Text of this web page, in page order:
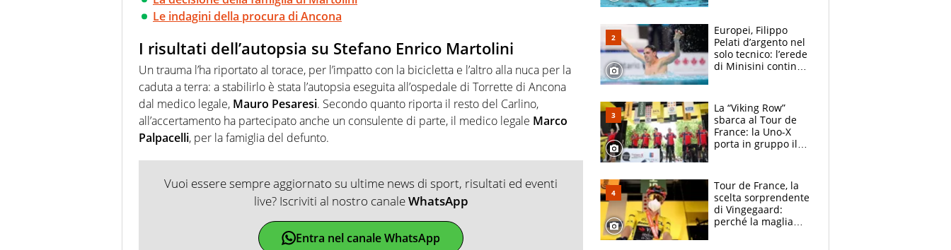
Le indagini della procura di Ancona
I risultati dell’autopsia su Stefano Enrico Martolini
Un trauma l’ha riportato al torace, per l’impatto con la bicicletta e l’altro alla nuca per la
caduta a terra: a stabilirlo è stata l’autopsia eseguita all’ospedale di Torrette di Ancona
dal medico legale, Mauro Pesaresi. Secondo quanto riporta il resto del Carlino,
all’accertamento ha partecipato anche un consulente di parte, il medico legale Marco
Palpacelli, per la famiglia del defunto.
Vuoi essere sempre aggiornato su ultime news di sport, risultati ed eventi
live? Iscriviti al nostro canaleWhatsApp
Entra nel canale WhatsApp
e compagni
continuare
Europei, Filippo
Pelati d’argento nel
solo tecnico: l’erede
di Minisini continua
mirino
La “Viking Row”
sbarca al Tour de
France: la Uno-X
porta in gruppo il
compagni
Tour de France, la
scelta sorprendente
di Vingegaard:
perché la maglia